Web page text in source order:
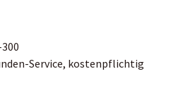
Service, kostenpflichtig